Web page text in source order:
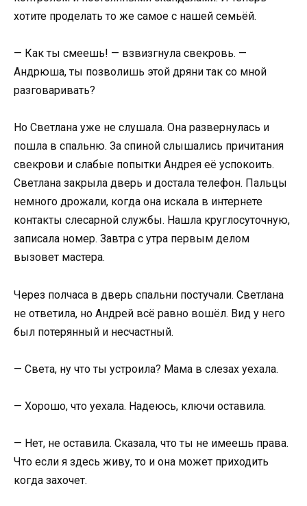
хотите проделать то же самое с нашей семьёй.
— Как ты смеешь! — взвизгнула свекровь. —
Андрюша, ты позволишь этой дряни так со мной
разговаривать?
Но Светлана уже не слушала. Она развернулась и
пошла в спальню. За спиной слышались причитания
свекрови и слабые попытки Андрея её успокоить.
Светлана закрыла дверь и достала телефон. Пальцы
немного дрожали, когда она искала в интернете
контакты слесарной службы. Нашла круглосуточную,
записала номер. Завтра с утра первым делом
вызовет мастера.
Через полчаса в дверь спальни постучали. Светлана
не ответила, но Андрей всё равно вошёл. Вид у него
был потерянный и несчастный.
— Света, ну что ты устроила? Мама в слезах уехала.
— Хорошо, что уехала. Надеюсь, ключи оставила.
— Нет, не оставила. Сказала, что ты не имеешь права.
Что если я здесь живу, то и она может приходить
когда захочет.